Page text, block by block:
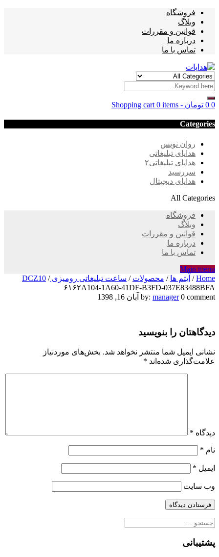
فروشگاه
وبلاگ
قوانین و مقررات
درباره ما
تماس با ما
Shopping cart 0 items - 0 تومان 0
Categories
روان نویس
هدایای تبلیغاتی
هدایای تبلیغاتی۲
سررسید
هدایای دیجیتال
All Categories
فروشگاه
وبلاگ
قوانین و مقررات
درباره ما
تماس با ما
Main menu
Home
/ آیتم ها / محصولات / ساعت تبلیغاتی رومیزی DCZ10/
۶۱۶۲A104-1A60-41DF-B3FD-037E83488BFA
۶۱۶۲A104-
41DF-
B3FD-
037E83488BFA
by: manager 0 comment آبان 16, 1398
دیدگاهتان را بنویسید
نشانی ایمیل شما منتشر نخواهد شد. بخش‌های موردنیاز
علامت‌گذاری شده‌اند *
دیدگاه *
نام *
ایمیل *
وب‌ سایت
جستجو
پشتیبانی